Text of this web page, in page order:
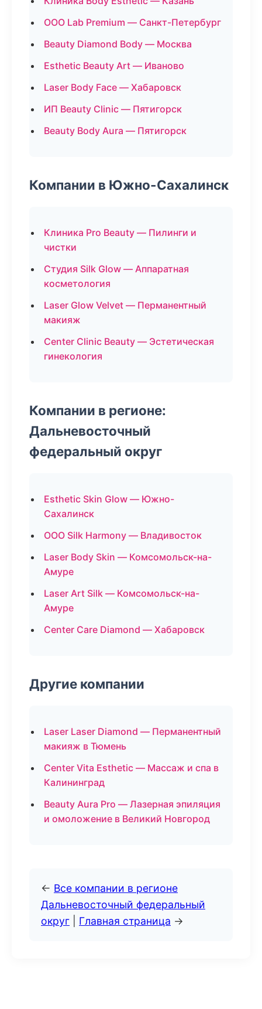
ООО Lab Premium — Санкт-Петербург
Beauty Diamond Body — Москва
Esthetic Beauty Art — Иваново
Laser Body Face — Хабаровск
ИП Beauty Clinic — Пятигорск
Beauty Body Aura — Пятигорск
Компании в Южно-Сахалинск
Клиника Pro Beauty — Пилинги и
чистки
Студия Silk Glow — Аппаратная
косметология
Laser Glow Velvet — Перманентный
макияж
Center Clinic Beauty — Эстетическая
гинекология
Компании в регионе:
Дальневосточный
федеральный округ
Esthetic Skin Glow — Южно-
Сахалинск
ООО Silk Harmony — Владивосток
Laser Body Skin — Комсомольск-на-
Амуре
Laser Art Silk — Комсомольск-на-
Амуре
Center Care Diamond — Хабаровск
Другие компании
Laser Laser Diamond — Перманентный
макияж в Тюмень
Center Vita Esthetic — Массаж и спа в
Калининград
Beauty Aura Pro — Лазерная эпиляция
и омоложение в Великий Новгород
← Все компании в регионе
Дальневосточный федеральный
округ
Главная страница →